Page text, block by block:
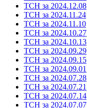
ТСН за 2024.12.08
ТСН за 2024.11.24
ТСН за 2024.11.10
ТСН за 2024.10.27
ТСН за 2024.10.13
ТСН за 2024.09.29
ТСН за 2024.09.15
ТСН за 2024.09.01
ТСН за 2024.07.28
ТСН за 2024.07.21
ТСН за 2024.07.14
ТСН за 2024.07.07